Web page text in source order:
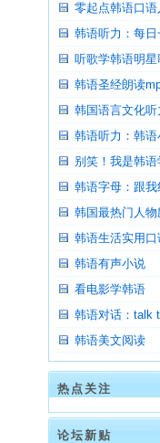
零起点韩语口语
韩语听力：每
听歌学韩语明星
韩语圣经朗读
韩国语言文化听
韩语听力：韩语
别笑！我是韩语
韩语字母：跟
韩国最热门人物
韩语生活实用口
韩语有声小说
看电影学韩语
韩语对话：talk
韩语美文阅读
热点关注
论坛新贴